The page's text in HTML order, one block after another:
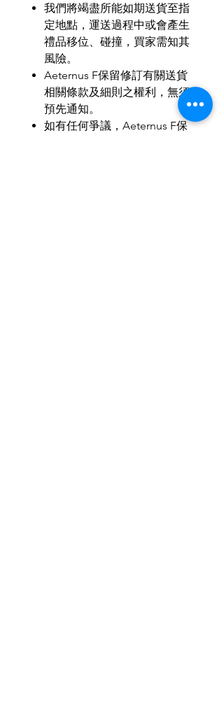
我們將竭盡所能如期送貨至指
定地點，運送過程中或會產生
禮品移位、碰撞，買家需知其
風險。
Aeternus F保留修訂有關送貨
相關條款及細則之權利，無須
預先通知。
如有任何爭議， Aeternus F保